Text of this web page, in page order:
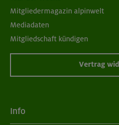
Mitgliedermagazin alpinwelt
Mediadaten
Mitgliedschaft kündigen
Vertrag
Info